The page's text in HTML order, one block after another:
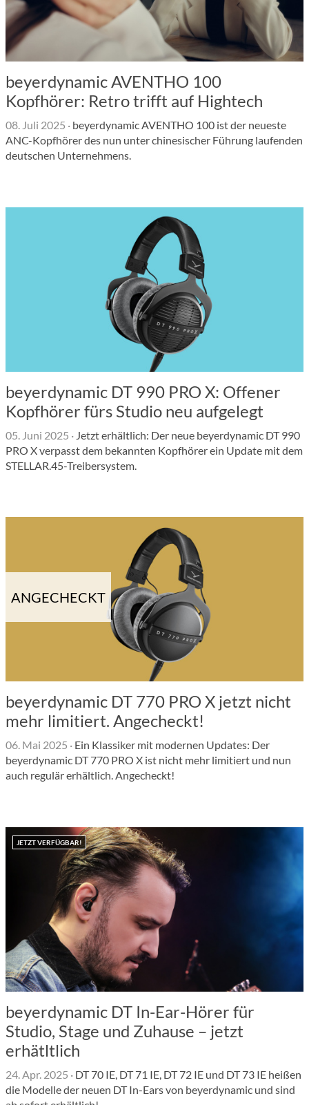
beyerdynamic AVENTHO 100
Kopfhörer: Retro trifft auf Hightech
08. Juli 2025 · beyerdynamic AVENTHO 100 ist der neueste
ANC-Kopfhörer des nun unter chinesischer Führung laufenden
deutschen Unternehmens.
beyerdynamic DT 990 PRO X: Offener
Kopfhörer fürs Studio neu aufgelegt
05. Juni 2025 · Jetzt erhältlich: Der neue beyerdynamic DT 990
PRO X verpasst dem bekannten Kopfhörer ein Update mit dem
STELLAR.45-Treibersystem.
ANGECHECKT
beyerdynamic DT 770 PRO X jetzt nicht
mehr limitiert. Angecheckt!
06. Mai 2025 · Ein Klassiker mit modernen Updates: Der
beyerdynamic DT 770 PRO X ist nicht mehr limitiert und nun
auch regulär erhältlich. Angecheckt!
JETZT VERFÜGBAR!
beyerdynamic DT In-Ear-Hörer für
Studio, Stage und Zuhause – jetzt
erhätltlich
24. Apr. 2025 · DT 70 IE, DT 71 IE, DT 72 IE und DT 73 IE heißen
die Modelle der neuen DT In-Ears von beyerdynamic und sind